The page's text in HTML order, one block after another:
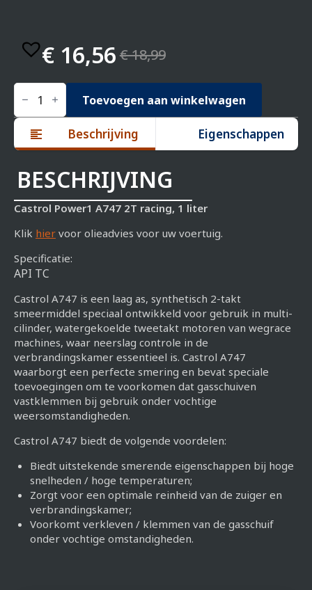
€18,99
Oorspronkelijke
prijs
was:
€ 18,99.
€ 16,56
Huidige
prijs
is:
€ 16,56.
Castrol
power1
A747
2T
(circuit),
1
aantal
Toevoegen aan winkelwagen
Beschrijving Eigenschappen
BESCHRIJVING
Castrol Power1 A747 2T racing, 1 liter
Klik hier voor olieadvies voor uw voertuig.
Specificatie:
API TC
Castrol A747 is een laag as, synthetisch 2-takt
smeermiddel speciaal ontwikkeld voor gebruik in multi-
cilinder, watergekoelde tweetakt motoren van wegrace
machines, waar neerslag controle in de
verbrandingskamer essentieel is. Castrol A747
waarborgt een perfecte smering en bevat speciale
toevoegingen om te voorkomen dat gasschuiven
vastklemmen bij gebruik onder vochtige
weersomstandigheden.
Castrol A747 biedt de volgende voordelen:
Biedt uitstekende smerende eigenschappen bij hoge
snelheden / hoge temperaturen;
Zorgt voor een optimale reinheid van de zuiger en
verbrandingskamer;
Voorkomt verkleven / klemmen van de gasschuif
onder vochtige omstandigheden.